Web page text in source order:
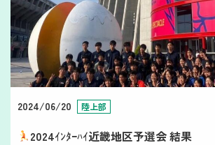
2024/06/20 陸上部
2024ｲﾝﾀｰﾊｲ近畿地区予選会 結果